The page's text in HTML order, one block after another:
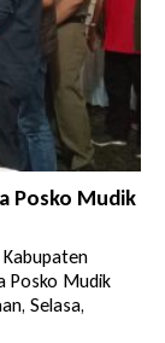
Posko Mudik
Kabupaten
Posko Mudik
Selasa,